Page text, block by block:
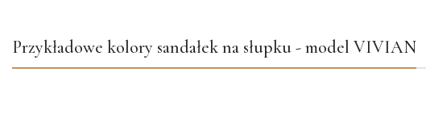
Przykładowe kolory sandałek na słupku - model VIVIAN